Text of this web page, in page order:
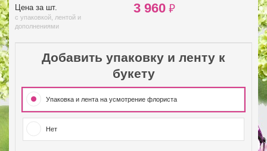
Цена за шт.
с упаковкой, лентой и
дополнениями
3 960 ₽
Добавить упаковку и ленту к
букету
Упаковка и лента на усмотрение флориста
Нет